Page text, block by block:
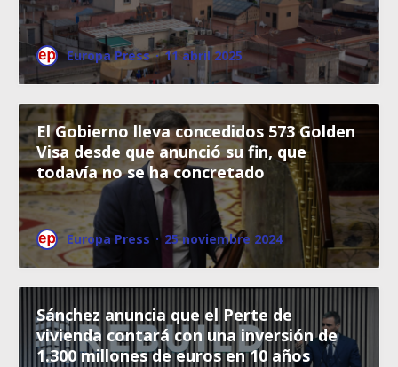
Europa Press · 11 abril 2025
El Gobierno lleva concedidos 573 Golden
Visa desde que anunció su fin, que
todavía no se ha concretado
Europa Press · 25 noviembre 2024
Sánchez anuncia que el Perte de
vivienda contará con una inversión de
1.300 millones de euros en 10 años